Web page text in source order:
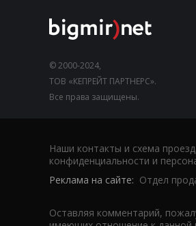
© 2000-2024,
ТОВ «КЕПРЕЙТ ПАРТНЕРС».
Все права защищены.
Наши контакты и схема
конфиденциальности и
Реклама на сайте: Отдел
Оставляя комментарий,